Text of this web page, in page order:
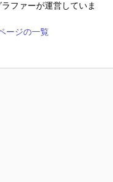
ファーが運営していま
ージの一覧